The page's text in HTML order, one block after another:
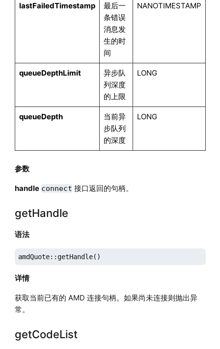
lastFailedTimestamp
最后一
条错误
消息发
生的时
间
NANOTIMESTAMP
queueDepthLimit
异步队
列深度
的上限
LONG
queueDepth
当前异
步队列
的深度
LONG
参数
handle connect 接口返回的句柄。
getHandle
语法
amdQuote::getHandle()
详情
获取当前已有的 AMD 连接句柄。如果尚未连接则抛出异
常。
getCodeList